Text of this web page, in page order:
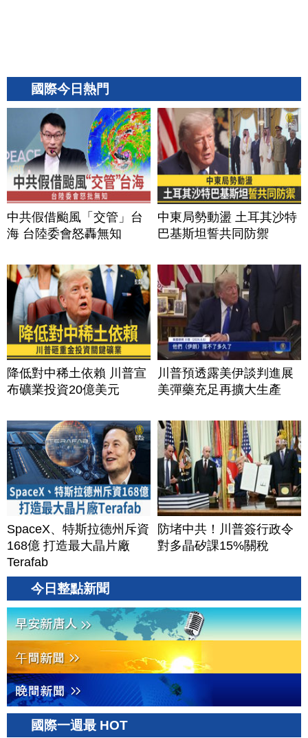
國際今日熱門
中共假借颱風「交管」台
海 台陸委會怒轟無知
中東局勢動盪 土耳其沙特
巴基斯坦誓共同防禦
降低對中稀土依賴 川普宣
布礦業投資20億美元
川普預透露美伊談判進展
美彈藥充足再擴大生產
SpaceX、特斯拉德州斥資
168億 打造最大晶片廠
Terafab
防堵中共！川普簽行政令
對多晶矽課15%關稅
今日整點新聞
國際一週最 HOT